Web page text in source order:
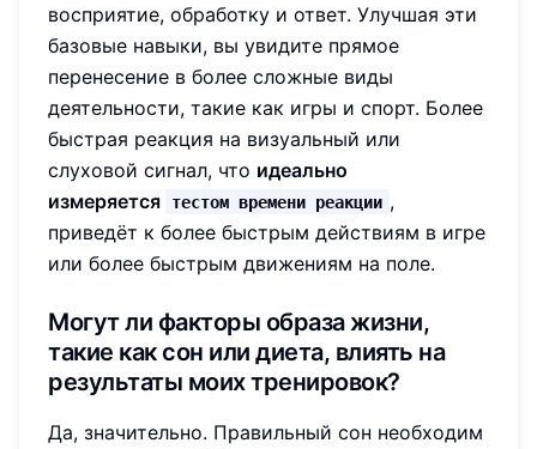
восприятие, обработку и ответ. Улучшая эти
базовые навыки, вы увидите прямое
перенесение в более сложные виды
деятельности, такие как игры и спорт. Более
быстрая реакция на визуальный или
слуховой сигнал, что идеально
измеряется
тестом времени реакции ,
приведёт к более быстрым действиям в игре
или более быстрым движениям на поле.
Могут ли факторы образа жизни,
такие как сон или диета, влиять на
результаты моих тренировок?
Да, значительно. Правильный сон необходим